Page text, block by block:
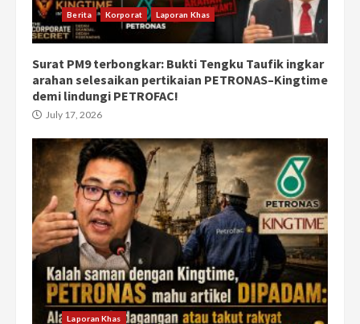
Berita Korporat Laporan Khas
Surat PM9 terbongkar: Bukti Tengku Taufik ingkar
arahan selesaikan pertikaian PETRONAS–Kingtime
demi lindungi PETROFAC!
July 17, 2026
Laporan Khas